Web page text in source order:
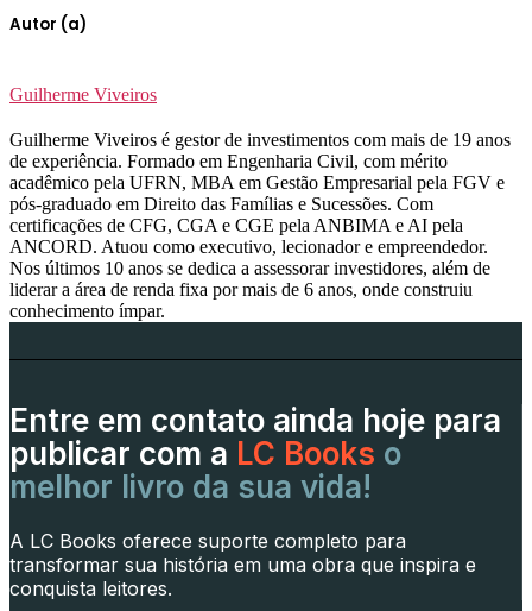
Autor (a)
Guilherme Viveiros
Guilherme Viveiros é gestor de investimentos com mais de 19 anos
de experiência. Formado em Engenharia Civil, com mérito
acadêmico pela UFRN, MBA em Gestão Empresarial pela FGV e
pós-graduado em Direito das Famílias e Sucessões. Com
certificações de CFG, CGA e CGE pela ANBIMA e AI pela
ANCORD. Atuou como executivo, lecionador e empreendedor.
Nos últimos 10 anos se dedica a assessorar investidores, além de
liderar a área de renda fixa por mais de 6 anos, onde construiu
conhecimento ímpar.
Entre em contato ainda hoje para
publicar com a LC Books o
melhor livro da sua vida!
A LC Books oferece suporte completo para
transformar sua história em uma obra que inspira e
conquista leitores.